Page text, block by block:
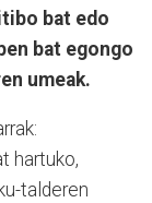
bat edo
bat egongo
umeak.
hartuko,
talderen